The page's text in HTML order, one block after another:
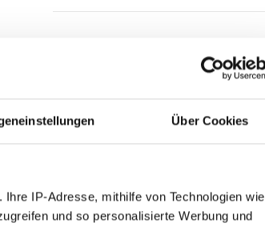
Über Cookies
IP-Adresse, mithilfe von Technologien wie
und so personalisierte Werbung und
Nachwuchs
Profis